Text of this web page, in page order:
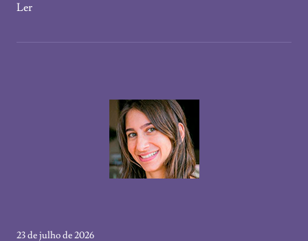
Ler
23 de julho de 2026